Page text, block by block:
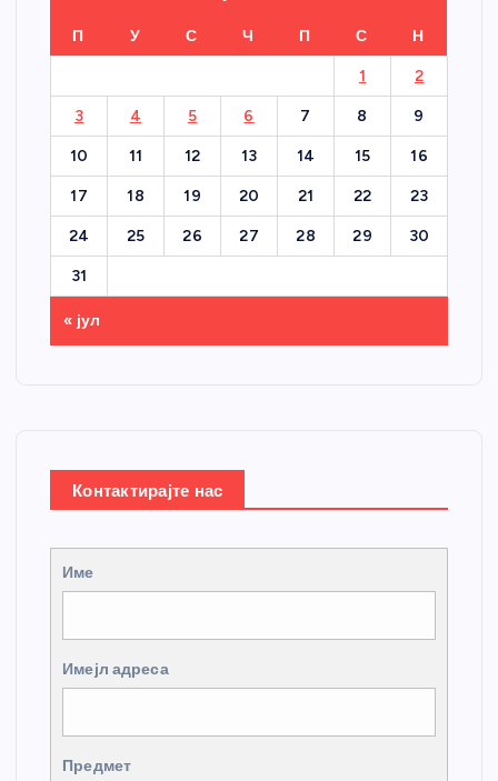
П У С Ч П С Н
1 2
3 4 5 6 7 8 9
10 11 12 13 14 15 16
17 18 19 20 21 22 23
24 25 26 27 28 29 30
31
« јул
Контактирајте нас
Име
Имејл адреса
Предмет